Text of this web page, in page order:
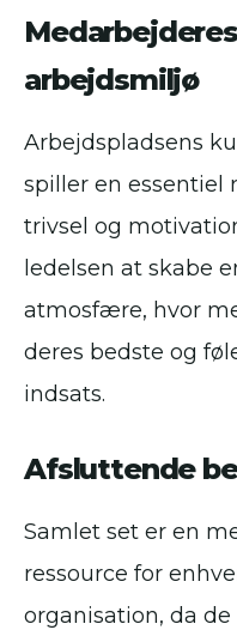
arbejdsmiljø
Arbejdspladsens
spiller en essentiel
trivsel og
ledelsen at skabe
atmosfære, hvor
deres bedste og
indsats.
Afsluttende
Samlet set er en
ressource for
organisation, da